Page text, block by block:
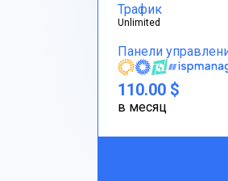
Трафик
Unlimited
Панели
110.00 $
в месяц